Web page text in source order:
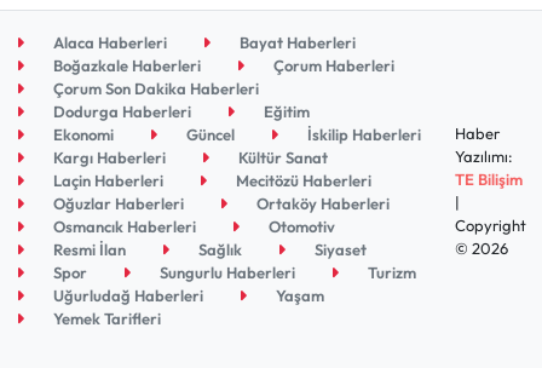
Alaca Haberleri
Bayat Haberleri
Boğazkale Haberleri
Çorum Haberleri
Çorum Son Dakika Haberleri
Dodurga Haberleri
Eğitim
Ekonomi
Güncel
İskilip Haberleri
Kargı Haberleri
Kültür Sanat
Laçin Haberleri
Mecitözü Haberleri
Oğuzlar Haberleri
Ortaköy Haberleri
Osmancık Haberleri
Otomotiv
Resmi İlan
Sağlık
Siyaset
Spor
Sungurlu Haberleri
Turizm
Uğurludağ Haberleri
Yaşam
Yemek Tarifleri
Haber
Yazılımı:
TE Bilişim
|
Copyright
© 2026